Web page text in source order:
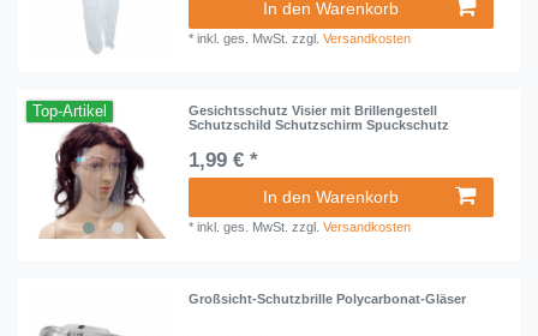
In den Warenkorb
*inkl. ges. MwSt. zzgl.Versandkosten
Top-Artikel
Gesichtsschutz Visier mit Brillengestell
Schutzschild Schutzschirm Spuckschutz
1,99 € *
In den Warenkorb
*inkl. ges. MwSt. zzgl.Versandkosten
Großsicht-Schutzbrille Polycarbonat-Gläser